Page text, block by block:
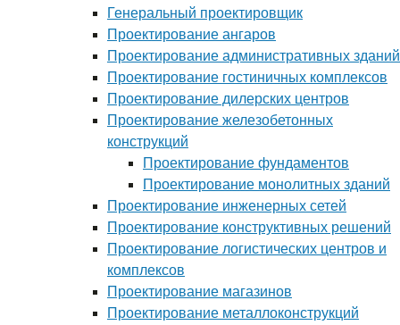
Генеральный проектировщик
Проектирование ангаров
Проектирование административных зданий
Проектирование гостиничных комплексов
Проектирование дилерских центров
Проектирование железобетонных
конструкций
Проектирование фундаментов
Проектирование монолитных зданий
Проектирование инженерных сетей
Проектирование конструктивных решений
Проектирование логистических центров и
комплексов
Проектирование магазинов
Проектирование металлоконструкций